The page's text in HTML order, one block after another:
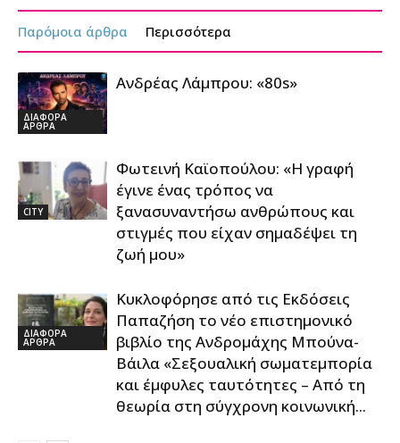
Παρόμοια άρθρα Περισσότερα
ΔΙΑΦΟΡΑ
ΑΡΘΡΑ
Ανδρέας Λάμπρου: «80s»
CITY
Φωτεινή Καϊοπούλου: «Η γραφή
έγινε ένας τρόπος να
ξανασυναντήσω ανθρώπους και
στιγμές που είχαν σημαδέψει τη
ζωή μου»
ΔΙΑΦΟΡΑ
ΑΡΘΡΑ
Κυκλοφόρησε από τις Εκδόσεις
Παπαζήση το νέο επιστημονικό
βιβλίο της Ανδρομάχης Μπούνα-
Βάιλα «Σεξουαλική σωματεμπορία
και έμφυλες ταυτότητες – Από τη
θεωρία στη σύγχρονη κοινωνική...